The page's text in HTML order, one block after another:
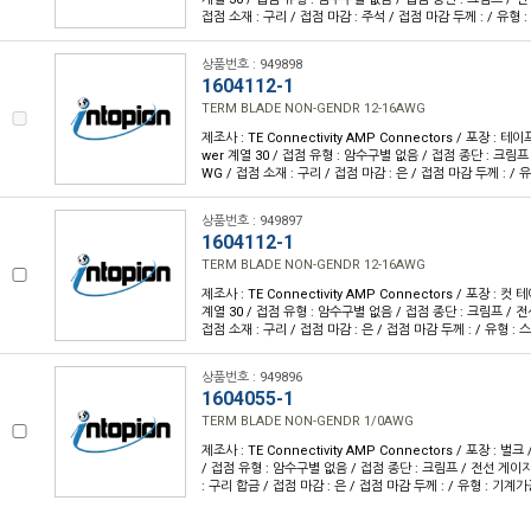
접점 소재 : 구리 / 접점 마감 : 주석 / 접점 마감 두께 : / 유형 :
상품번호 : 949898
1604112-1
TERM BLADE NON-GENDR 12-16AWG
제조사 : TE Connectivity AMP Connectors / 포장 : 테이
wer 계열 30 / 접점 유형 : 암수구별 없음 / 접점 종단 : 크림
WG / 접점 소재 : 구리 / 접점 마감 : 은 / 접점 마감 두께 : /
상품번호 : 949897
1604112-1
TERM BLADE NON-GENDR 12-16AWG
제조사 : TE Connectivity AMP Connectors / 포장 : 컷
계열 30 / 접점 유형 : 암수구별 없음 / 접점 종단 : 크림프 /
접점 소재 : 구리 / 접점 마감 : 은 / 접점 마감 두께 : / 유형 :
상품번호 : 949896
1604055-1
TERM BLADE NON-GENDR 1/0AWG
제조사 : TE Connectivity AMP Connectors / 포장 : 벌크
/ 접점 유형 : 암수구별 없음 / 접점 종단 : 크림프 / 전선 게이
: 구리 합금 / 접점 마감 : 은 / 접점 마감 두께 : / 유형 : 기계가